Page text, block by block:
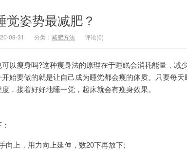
觉姿势最减肥？
08-31 分类： 减肥方法 评论(0)
瘦身吗?这种瘦身法的原理在于睡眠会消耗能量，减
始要做的就是让自己成为睡觉都会瘦的体质。只要每
，接着好好地睡一觉，起床就会有瘦身效果。
上，用力向上延伸，数20下再放下;